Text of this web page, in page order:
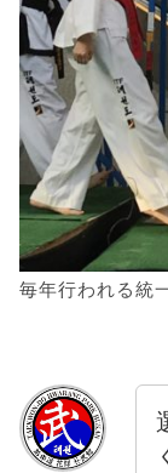
毎年行われる統